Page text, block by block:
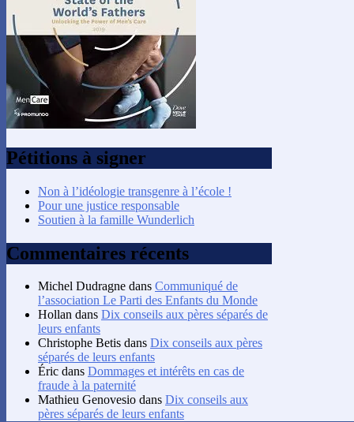
Pétitions à signer
Non à l’idéologie transgenre à l’école !
Pour une justice responsable
Soutien à la famille Wunderlich
Commentaires récents
Michel Dudragne dans Communiqué de
l’association Le Parti des Enfants du Monde
Hollan dans Dix conseils aux pères séparés de
leurs enfants
Christophe Betis dans Dix conseils aux pères
séparés de leurs enfants
Éric dans Dommages et intérêts en cas de
fraude à la paternité
Mathieu Genovesio dans Dix conseils aux
pères séparés de leurs enfants